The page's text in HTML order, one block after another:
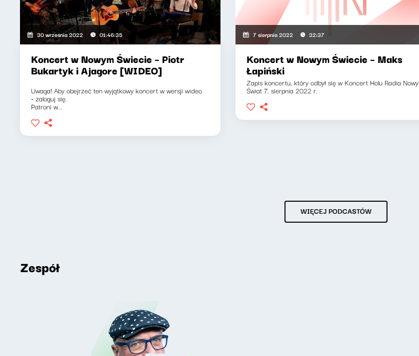
30 września 2022 01:46:35
Koncert w Nowym Świecie – Piotr
Bukartyk i Ajagore [WIDEO]
Uwaga! Aby obejrzeć ten wyjątkowy koncert w wersji wideo
- zaloguj się.
Patroni w...
7 sierpnia 2022 32:37
Koncert w Nowym Świecie – Maks
Łapiński
Zapis koncertu, który odbył się w Koncert Holu Radia Nowy
Świat 7. sierpnia 2022 r.
WIĘCEJ PODCASTÓW
Zespół